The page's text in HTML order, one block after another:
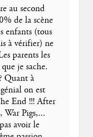
au second
de la scène
enfants (tous
à vérifier) ne
parents les
je sache.
Quant à
on est
End !!! After
War Pigs,...
avoir le